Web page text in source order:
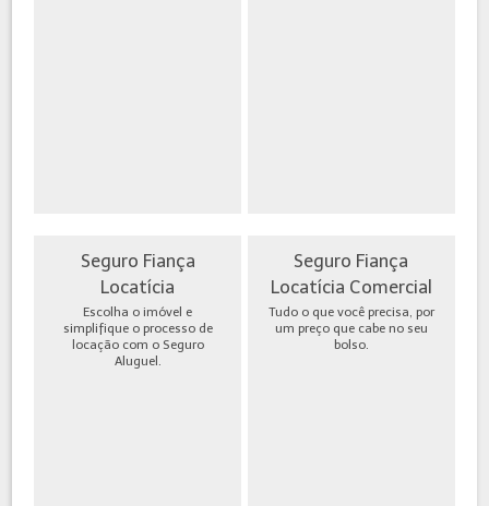
Seguro Fiança
Locatícia
Escolha o imóvel e
simplifique o processo de
locação com o Seguro
Aluguel.
Seguro Fiança
Locatícia Comercial
Tudo o que você precisa, por
um preço que cabe no seu
bolso.